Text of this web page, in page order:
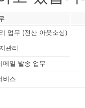
업무 (전산 아웃소싱)
관리
메일 발송 업무
비스